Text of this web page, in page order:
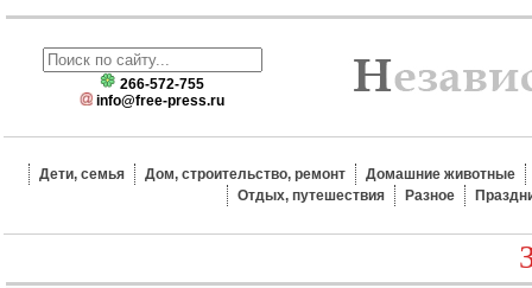
266-572-755
info@free-press.ru
Дети, семья Дом, строительство, ремонт
Домашние животные
Отдых, путешествия
Разное